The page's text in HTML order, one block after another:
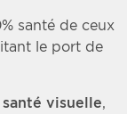
santé de ceux
le port de
visuelle,